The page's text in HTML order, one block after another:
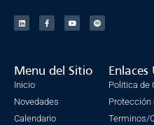
Menu del Sitio
Inicio
Novedades
Calendario
Enlaces
Politica de
Protección
Terminos/